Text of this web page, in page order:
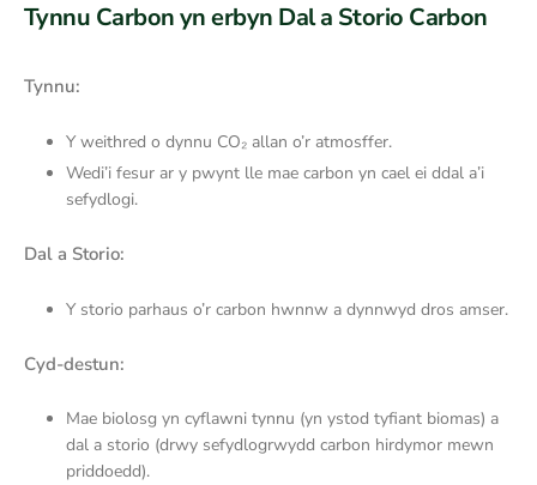
Tynnu Carbon yn erbyn Dal a Storio Carbon
Tynnu:
Y weithred o dynnu CO₂ allan o’r atmosffer.
Wedi’i fesur ar y pwynt lle mae carbon yn cael ei ddal a’i
sefydlogi.
Dal a Storio:
Y storio parhaus o’r carbon hwnnw a dynnwyd dros amser.
Cyd-destun:
Mae biolosg yn cyflawni tynnu (yn ystod tyfiant biomas) a
dal a storio (drwy sefydlogrwydd carbon hirdymor mewn
priddoedd).